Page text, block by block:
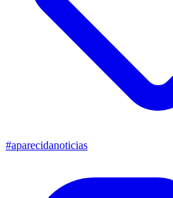
#aparecidanoticias